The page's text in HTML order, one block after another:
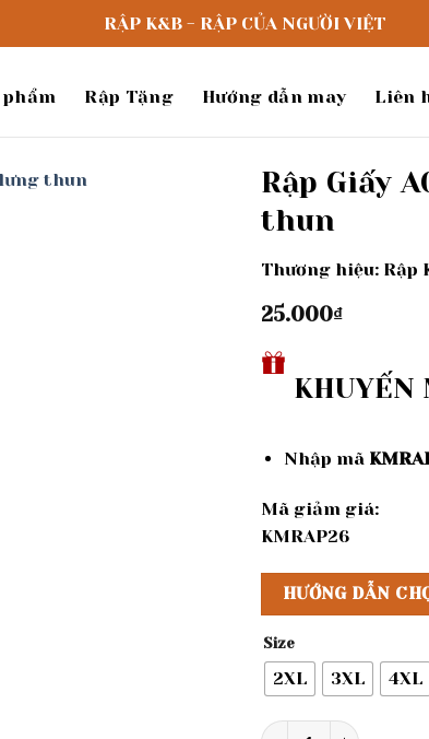
RẬP K&B - RẬP CỦA NGƯỜI VIỆT
phẩm Rập Tặng Hướng dẫn may Liên
Rập Giấy
thun
Thương hiệu: Rập
25.000₫
KHUYẾN
Nhập mã
Mã giảm giá:
KMRAP26
HƯỚNG DẪN
Size
2XL 3XL 4XL
Rập Giấy A0 mã 111